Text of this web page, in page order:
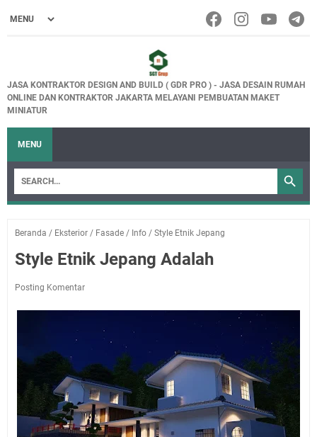
JASA KONTRAKTOR DESIGN AND BUILD ( GDR PRO ) - JASA DESAIN RUMAH
ONLINE DAN KONTRAKTOR JAKARTA MELAYANI PEMBUATAN MAKET
MINIATUR
MENU
Beranda / Eksterior / Fasade / Info / Style Etnik Jepang
Style Etnik Jepang Adalah
Posting Komentar